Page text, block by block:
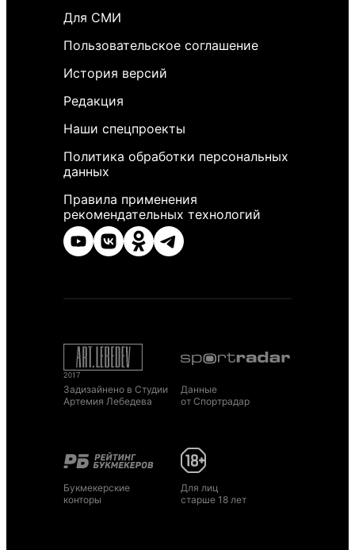
Для СМИ
Пользовательское соглашение
История версий
Редакция
Наши спецпроекты
Политика обработки персональных
данных
Правила применения
рекомендательных технологий
Задизайнено в Студии
Артемия Лебедева
Данные
от Спортрадар
Букмекерские
конторы
Для лиц
старше 18 лет